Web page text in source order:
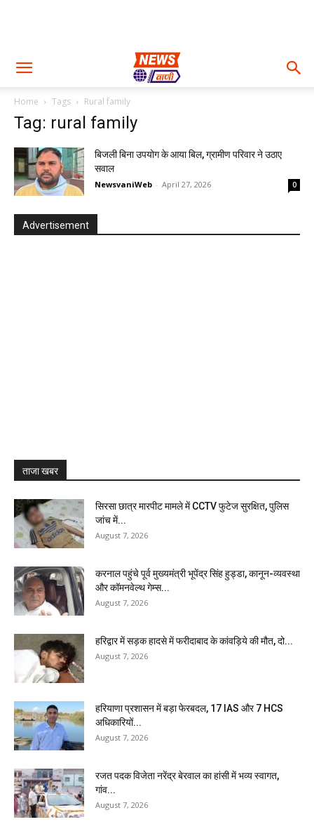
Home Tags Rural family
Tag: rural family
बिजली बिना उपयोग के आया बिल, ग्रामीण परिवार ने उठाए
सवाल
NewsvaniWeb - April 27, 2026 0
Advertisement
ताजा खबर
सिरसा छात्र मारपीट मामले में CCTV फुटेज सुरक्षित, पुलिस
जांच में...
August 7, 2026
करनाल पहुंचे पूर्व मुख्यमंत्री भूपेंद्र सिंह हुड्डा, कानून-व्यवस्था
और कॉमनवेल्थ गेम्स...
August 7, 2026
हरिद्वार में सड़क हादसे में फरीदाबाद के कांवड़िये की मौत, दो...
August 7, 2026
हरियाणा प्रशासन में बड़ा फेरबदल, 17 IAS और 7 HCS
अधिकारियों...
August 7, 2026
रजत पदक विजेता नरेंद्र बेरवाल का हांसी में भव्य स्वागत,
गांव...
August 7, 2026